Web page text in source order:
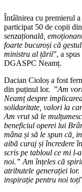
Întâlnirea cu premierul
participat 50 de copii
senzațională,
foarte bucuroși că
ministru al țării”, a
DGASPC Neamț.
Dacian Cioloș a fost
din puținul lor. ”Am
Neamț despre
solidaritate, valori la
Am vrut să le
beneficiul operei lui
mâna și să le spun că,
aibă curaj și încredere
scris pe tabloul ce mi l-
noi.” Am înțeles că
atributele generației lor.
inspirație pentru noi toți